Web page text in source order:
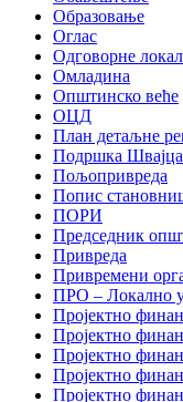
Образовање
Оглас
Одговорне
Омладина
Општинско веће
ОЦД
План детаљне
Подршка
Пољопривреда
Попис
ПОРИ
Председник
Привреда
Привремени
ПРО – Локално
Пројектно
Пројектно
Пројектно
Пројектно
Пројектно